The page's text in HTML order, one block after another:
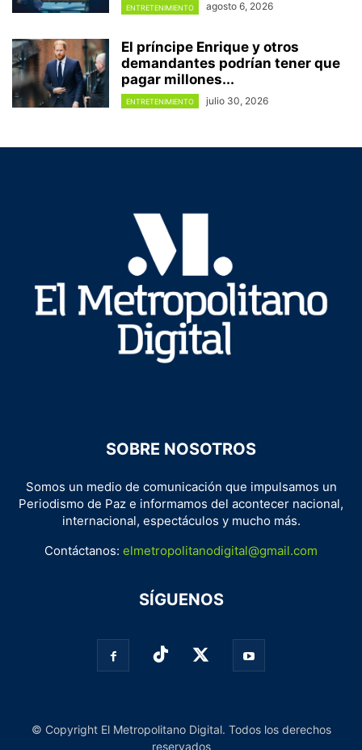
ENTRETENIMIENTO agosto 6, 2026
El príncipe Enrique y otros
demandantes podrían tener que
pagar millones...
ENTRETENIMIENTO julio 30, 2026
SOBRE NOSOTROS
Somos un medio de comunicación que impulsamos un
Periodismo de Paz e informamos del acontecer nacional,
internacional, espectáculos y mucho más.
Contáctanos: elmetropolitanodigital@gmail.com
SÍGUENOS
© Copyright El Metropolitano Digital. Todos los derechos
reservados